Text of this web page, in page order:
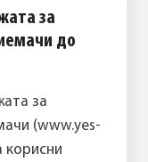
за
до
за
(www.yes-
корисни